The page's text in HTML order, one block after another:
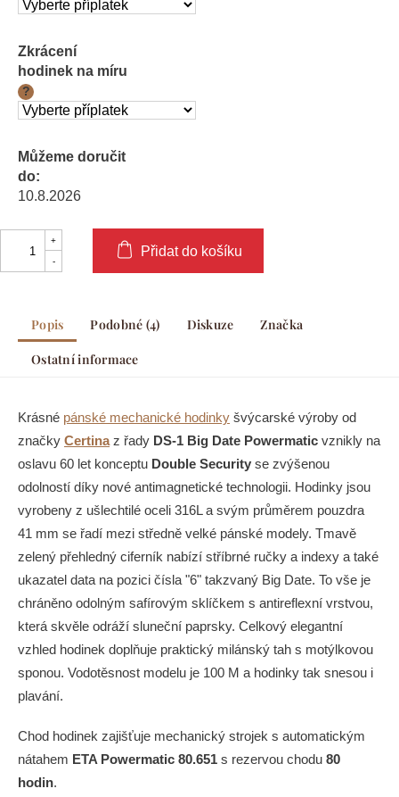
Zkrácení
hodinek na míru
?
Můžeme doručit
do:
10.8.2026
Přidat do košíku
Popis Podobné (4) Diskuze Značka
Ostatní informace
Krásné pánské mechanické hodinky švýcarské výroby od
značky Certinaz řady DS-1 Big Date Powermatic vznikly na
oslavu 60 let konceptu Double Security se zvýšenou
odolností díky nové antimagnetické technologii. Hodinky jsou
vyrobeny z ušlechtilé oceli 316L a svým průměrem pouzdra
41 mm se řadí mezi středně velké pánské modely. Tmavě
zelený přehledný ciferník nabízí stříbrné ručky a indexy a také
ukazatel data na pozici čísla "6" takzvaný Big Date. To vše je
chráněno odolným safírovým sklíčkem s antireflexní vrstvou,
která skvěle odráží sluneční paprsky. Celkový elegantní
vzhled hodinek doplňuje praktický milánský tah s motýlkovou
sponou. Vodotěsnost modelu je 100 M a hodinky tak snesou i
plavání.
Chod hodinek zajišťuje mechanický strojek s automatickým
nátahem ETA Powermatic 80.651 s rezervou chodu 80
hodin.